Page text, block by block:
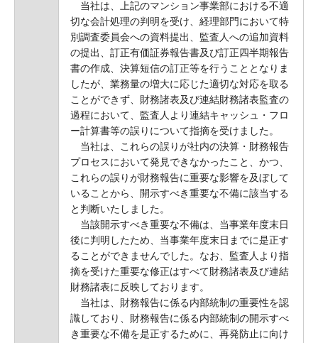
当社は、上記のマンション事業部における不適
切な会計処理の判明を受け、経理部門において特
別調査委員会への資料提出、監査人への追加資料
の提出、訂正有価証券報告書及び訂正四半期報告
書の作成、決算短信の訂正等を行うこととなりま
したが、業務量の増大に応じた適切な対応を取る
ことができず、財務諸表及び連結財務諸表監査の
過程において、監査人より連結キャッシュ・フロ
ー計算書等の誤りについて指摘を受けました。
当社は、これらの誤りが社内の決算・財務報告
プロセスにおいて発見できなかったこと、かつ、
これらの誤りが財務報告に重要な影響を及ぼして
いることから、開示すべき重要な不備に該当する
と判断いたしました。
当該開示すべき重要な不備は、当事業年度末日
後に判明したため、当事業年度末日までに是正す
ることができませんでした。なお、監査人より指
摘を受けた重要な修正はすべて財務諸表及び連結
財務諸表に反映しております。
当社は、財務報告に係る内部統制の重要性を認
識しており、財務報告に係る内部統制の開示すべ
き重要な不備を是正するために、再発防止に向け